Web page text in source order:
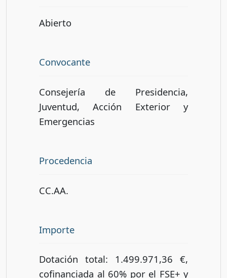
Abierto
Convocante
Consejería de Presidencia,
Juventud, Acción Exterior y
Emergencias
Procedencia
CC.AA.
Importe
Dotación total: 1.499.971,36 €,
cofinanciada al 60% por el FSE+ y